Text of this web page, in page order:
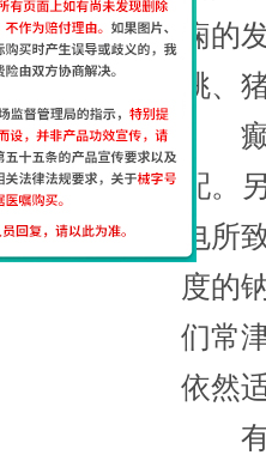
痫的
桃、
癫
配。
电所
度的
们常
依然
有